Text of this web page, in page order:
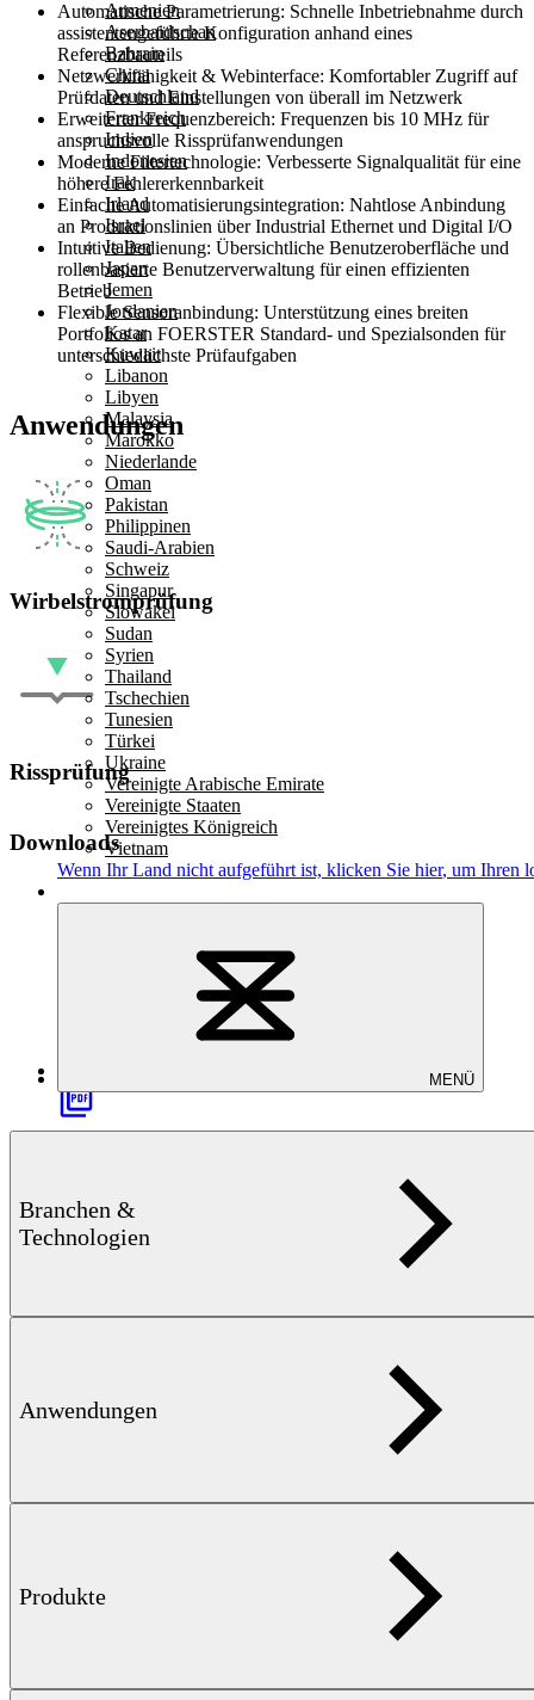
Armenien
Aserbaidschan
Bahrain
China
Deutschland
Frankreich
Indien
Indonesien
Irak
Irland
Israel
Italien
Japan
Jemen
Jordanien
Katar
Kuwait
Libanon
Libyen
Malaysia
Marokko
Niederlande
Oman
Pakistan
Philippinen
Saudi-Arabien
Schweiz
Singapur
Slowakei
Sudan
Syrien
Thailand
Tschechien
Tunesien
Türkei
Ukraine
Vereinigte Arabische Emirate
Vereinigte Staaten
Vereinigtes Königreich
Vietnam
Wenn Ihr Land nicht aufgeführt ist, klicken Sie hier, um Ihren
MENÜ
Branchen &
Technologien
Anwendungen
Produkte
Automatische Parametrierung: Schnelle Inbetriebnahme durch
assistentengeführte Konfiguration anhand eines
Referenzbauteils
Netzwerkfähigkeit & Webinterface: Komfortabler Zugriff auf
Prüfdaten und Einstellungen von überall im Netzwerk
Erweiterter Frequenzbereich: Frequenzen bis 10 MHz für
anspruchsvolle Rissprüfanwendungen
Moderne Filtertechnologie: Verbesserte Signalqualität für eine
höhere Fehlererkennbarkeit
Einfache Automatisierungsintegration: Nahtlose Anbindung
an Produktionslinien über Industrial Ethernet und Digital I/O
Intuitive Bedienung: Übersichtliche Benutzeroberfläche und
rollenbasierte Benutzerverwaltung für einen effizienten
Betrieb
Flexible Sensoranbindung: Unterstützung eines breiten
Portfolios an FOERSTER Standard- und Spezialsonden für
unterschiedlichste Prüfaufgaben
Anwendungen
Wirbelstromprüfung
Rissprüfung
Downloads
Prozesskontrolle für
VERBINDUNGSELEMENTE — 3 MBZuverlässige